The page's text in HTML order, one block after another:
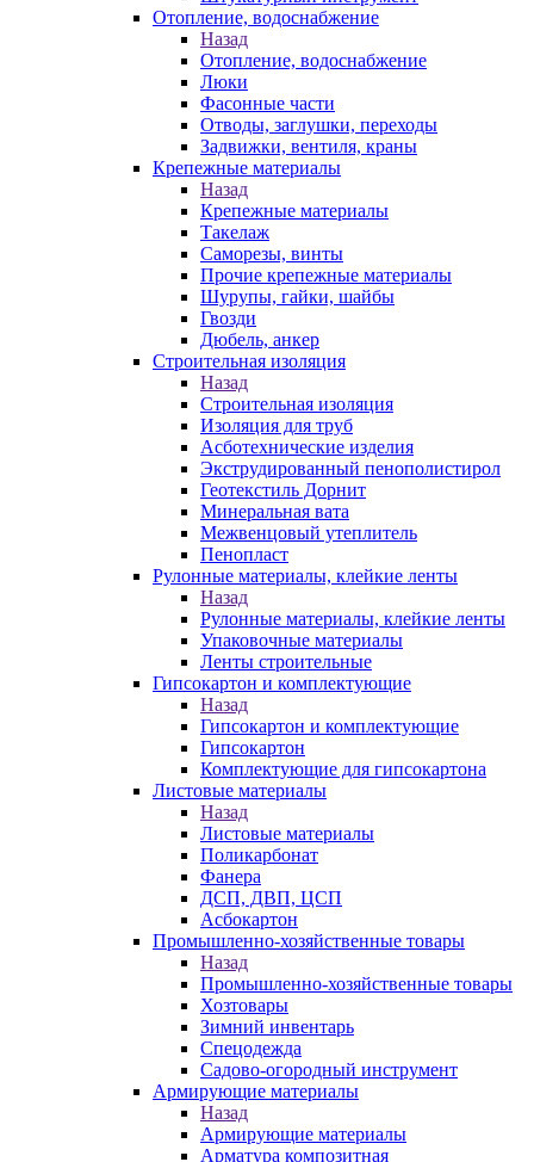
Отопление, водоснабжение
Назад
Отопление, водоснабжение
Люки
Фасонные части
Отводы, заглушки, переходы
Задвижки, вентиля, краны
Крепежные материалы
Назад
Крепежные материалы
Такелаж
Саморезы, винты
Прочие крепежные материалы
Шурупы, гайки, шайбы
Гвозди
Дюбель, анкер
Строительная изоляция
Назад
Строительная изоляция
Изоляция для труб
Асботехнические изделия
Экструдированный пенополистирол
Геотекстиль Дорнит
Минеральная вата
Межвенцовый утеплитель
Пенопласт
Рулонные материалы, клейкие ленты
Назад
Рулонные материалы, клейкие ленты
Упаковочные материалы
Ленты строительные
Гипсокартон и комплектующие
Назад
Гипсокартон и комплектующие
Гипсокартон
Комплектующие для гипсокартона
Листовые материалы
Назад
Листовые материалы
Поликарбонат
Фанера
ДСП, ДВП, ЦСП
Асбокартон
Промышленно-хозяйственные товары
Назад
Промышленно-хозяйственные товары
Хозтовары
Зимний инвентарь
Спецодежда
Садово-огородный инструмент
Армирующие материалы
Назад
Армирующие материалы
Арматура композитная